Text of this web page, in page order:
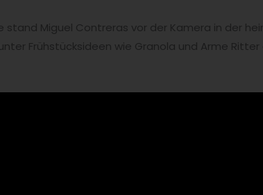
Miguel Contreras vor der Kamera in der
Frühstücksideen wie Granola und Arme